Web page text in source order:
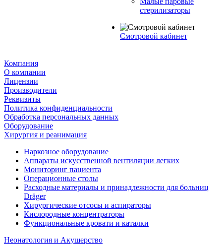
стерилизаторы
Смотровой кабинет
Компания
О компании
Лицензии
Производители
Реквизиты
Политика конфиденциальности
Обработка персональных данных
Оборудование
Хирургия и реанимация
Наркозное оборудование
Аппараты искусственной вентиляции легких
Мониторинг пациента
Операционные столы
Расходные материалы и принадлежности для больниц
Dräger
Хирургические отсосы и аспираторы
Кислородные концентраторы
Функциональные кровати и каталки
Неонатология и Акушерство